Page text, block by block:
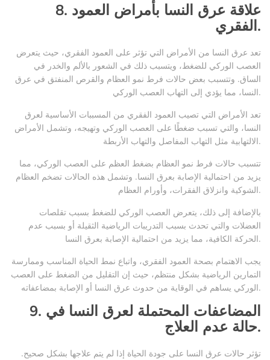
8. علاقة عرق النسا بأمراض العمود
الفقري.
تعد عرق النسا من الأمراض التي تؤثر على العمود الفقري، حيث يتعرض
العصب الوركي للضغط، ويتسبب ذلك في الشعور بالألم والخدر في
الساق. وتتسبب بعض حالات فرط نمو العظام والقرص المنفتق في عرق
النسا، مما يؤدي إلى التهاب العصب الوركي.
تعد الأمراض التي تصيب العمود الفقري من المسببات الأساسية لعرق
النسا، والتي تسبب ضغطًا على العصب الوركي وتهيجه، وتشمل الأمراض
الالتهابية مثل التهاب المفاصل والتهاب الأربطة.
تتسبب حالات فرط نمو العظام بضغط العظم على العصب الوركي، مما
يزيد من احتمالية الإصابة بعرق النسا. وتشمل هذه الحالات تضخم العظام
الشوكية وانزلاق الفقرات، وأورام العظام.
بالإضافة إلى ذلك، يتعرض العصب الوركي للضغط بسبب تقلصات
العضلات والتي تحدث بسبب التدريبات الرياضية الثقيلة أو بسبب عدم
الحركة الكافية، مما يزيد من احتمالية الإصابة بعرق النسا.
يجب الاهتمام بصحة العمود الفقري، واتباع نمط الحياة المناسب وممارسة
التمارين الرياضية بشكل منتظم، حيث إن التقليل من الضغط على العصب
الوركي يساهم في الوقاية من حدوث عرق النسا أو الإصابة بمضاعفاته.
9. المضاعفات المحتملة لعرق النسا في
حالة عدم العلاج.
تؤثر حالات عرق النسا على جودة الحياة إذا لم يتم علاجها بشكل صحيح.